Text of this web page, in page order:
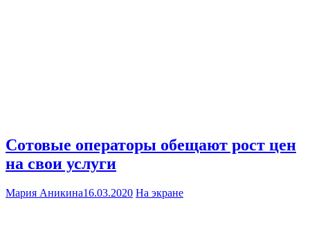
Сотовые операторы обещают рост цен
на свои услуги
Мария Аникина16.03.2020 На экране